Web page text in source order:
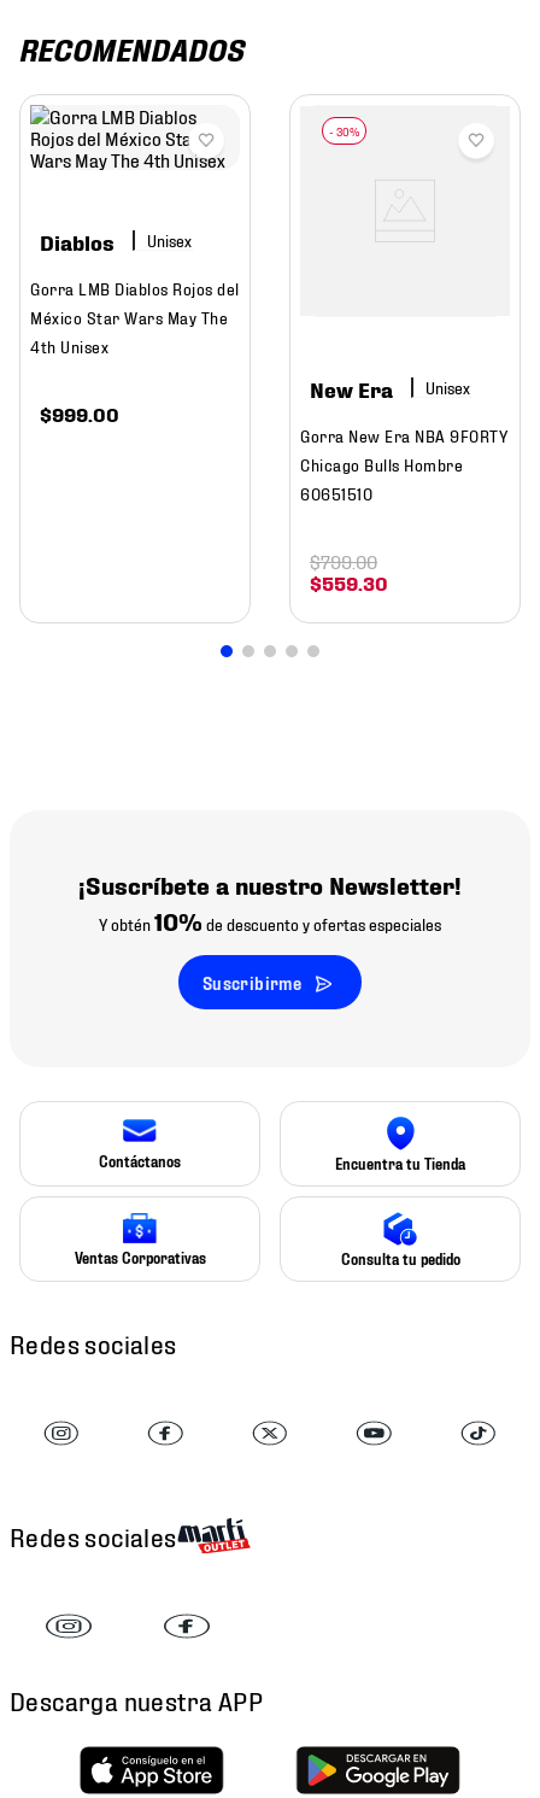
RECOMENDADOS
Diablos
Gorra LMB Diablos Rojos del
México Star Wars May The
4th Unisex
$999.00
New Era
Gorra New Era NBA 9FORTY
Chicago Bulls Hombre
60651510
$559.30
$799.00
¡Suscríbete a nuestro Newsletter!
Y obtén10% de descuento y ofertas especiales
Suscribirme
Contáctanos Encuentra tu Tienda
Ventas Corporativas Consulta tu pedido
Redes sociales
Redes sociales
Descarga nuestra APP